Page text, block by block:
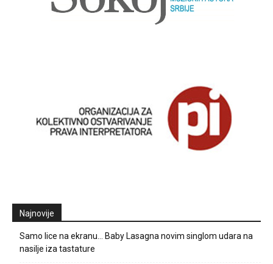
Najnovije
Samo lice na ekranu… Baby Lasagna novim singlom udara na
nasilje iza tastature